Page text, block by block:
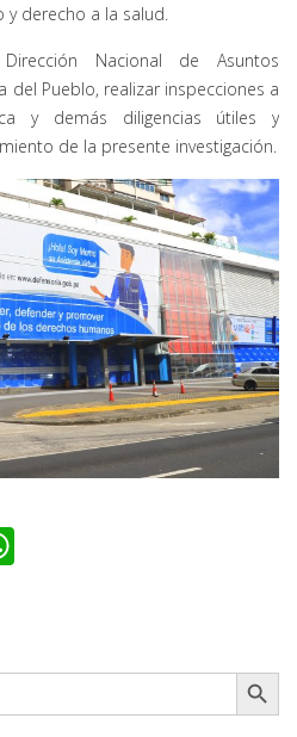
y derecho a la salud.
Nacional de Asuntos
del Pueblo, realizar inspecciones a
y demás diligencias útiles y
de la presente investigación.
Botón de